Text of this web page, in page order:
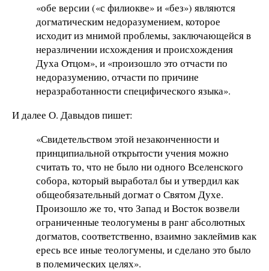
«обе версии («с филиокве» и «без») являются
догматическим недоразумением, которое
исходит из мнимой проблемы, заключающейся в
неразличении исхождения и происхождения
Духа Отцом», и «произошло это отчасти по
недоразумению, отчасти по причине
неразработанности специфического языка».
И далее О. Давыдов пишет:
«Свидетельством этой незаконченности и
принципиальной открытости учения можно
считать то, что не было ни одного Вселенского
собора, который выработал бы и утвердил как
общеобязательный догмат о Святом Духе.
Произошло же то, что Запад и Восток возвели
ограниченные теологумены в ранг абсолютных
догматов, соответственно, взаимно заклеймив как
ересь все иные теологумены, и сделано это было
в полемических целях».